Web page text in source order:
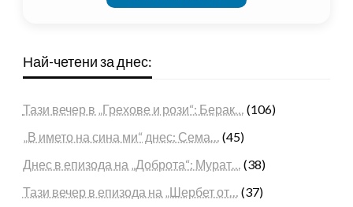
Най-четени за днес:
Тази вечер в „Грехове и рози“: Берак…
(106)
„В името на сина ми“ днес: Сема…
(45)
Днес в епизода на „Доброта“: Мурат…
(38)
Тази вечер в епизода на „Шербет от…
(37)